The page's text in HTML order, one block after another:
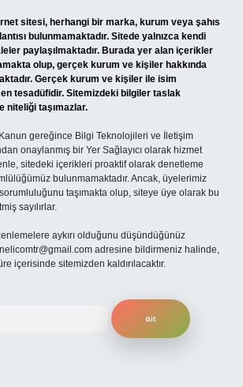
sitesi, herhangi bir marka, kurum veya şahıs
bulunmamaktadır. Sitede yalnızca kendi
paylaşılmaktadır. Burada yer alan içerikler
olup, gerçek kurum ve kişiler hakkında
Gerçek kurum ve kişiler ile isim
tesadüfidir. Sitemizdeki bilgiler taslak
niteliği taşımazlar.
gereğince Bilgi Teknolojileri ve İletişim
onaylanmış bir Yer Sağlayıcı olarak hizmet
sitedeki içerikleri proaktif olarak denetleme
bulunmamaktadır. Ancak, üyelerimiz
taşımakta olup, siteye üye olarak bu
sayılırlar.
aykırı olduğunu düşündüğünüz
adresine bildirmeniz halinde,
içerisinde sitemizden kaldırılacaktır.